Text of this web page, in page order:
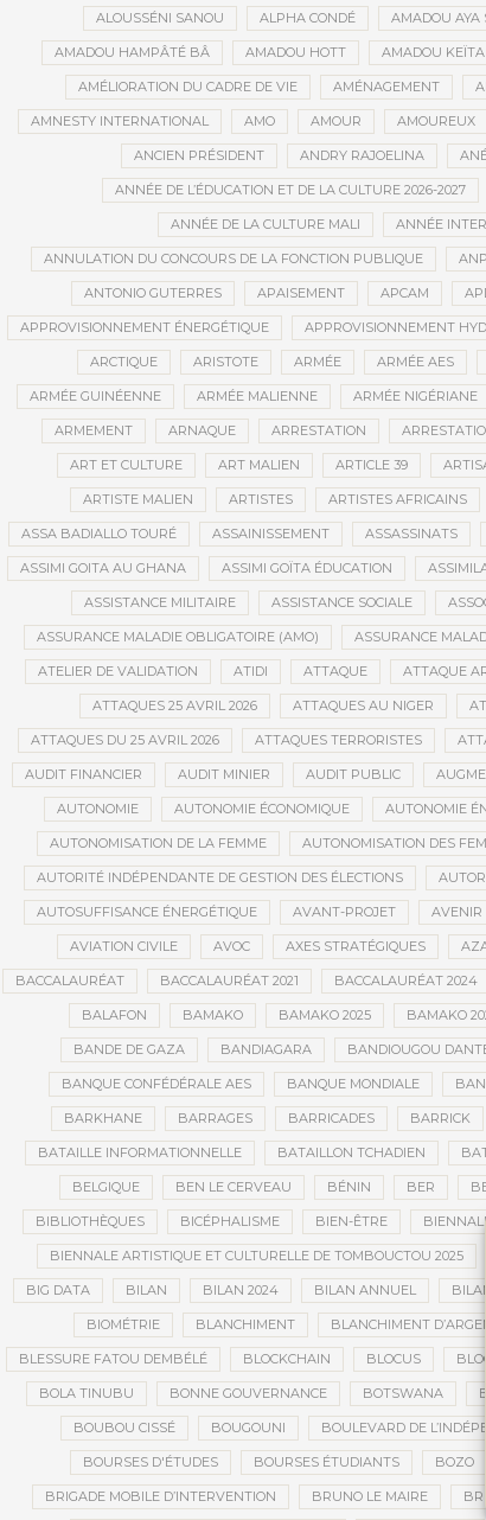
ALOUSSÉNI SANOU ALPHA CONDÉ AMADOU AYA
AMADOU HAMPÂTÉ BÂ AMADOU HOTT AMADOU KEÏTA
AMÉLIORATION DU CADRE DE VIE AMÉNAGEMENT
AMNESTY INTERNATIONAL AMO AMOUR AMOUREUX
ANCIEN PRÉSIDENT ANDRY RAJOELINA
ANNÉE DE L’ÉDUCATION ET DE LA CULTURE 2026-2027
ANNÉE DE LA CULTURE MALI ANNÉE
ANNULATION DU CONCOURS DE LA FONCTION PUBLIQUE
ANTONIO GUTERRES APAISEMENT APCAM
APPROVISIONNEMENT ÉNERGÉTIQUE APPROVISIONNEMENT
ARCTIQUE ARISTOTE ARMÉE ARMÉE AES
ARMÉE GUINÉENNE ARMÉE MALIENNE ARMÉE NIGÉRIANE
ARMEMENT ARNAQUE ARRESTATION
ART ET CULTURE ART MALIEN ARTICLE 39
ARTISTE MALIEN ARTISTES ARTISTES AFRICAINS
ASSA BADIALLO TOURÉ ASSAINISSEMENT ASSASSINATS
ASSIMI GOITA AU GHANA ASSIMI GOÏTA ÉDUCATION
ASSISTANCE MILITAIRE ASSISTANCE SOCIALE
ASSURANCE MALADIE OBLIGATOIRE (AMO) ASSURANCE
ATELIER DE VALIDATION ATIDI ATTAQUE ATTAQUE
ATTAQUES 25 AVRIL 2026 ATTAQUES AU NIGER
ATTAQUES DU 25 AVRIL 2026 ATTAQUES TERRORISTES
AUDIT FINANCIER AUDIT MINIER AUDIT PUBLIC
AUTONOMIE AUTONOMIE ÉCONOMIQUE AUTONOMIE
AUTONOMISATION DE LA FEMME AUTONOMISATION DES
AUTORITÉ INDÉPENDANTE DE GESTION DES ÉLECTIONS
AUTOSUFFISANCE ÉNERGÉTIQUE AVANT-PROJET AVENIR
AVIATION CIVILE AVOC AXES STRATÉGIQUES
BACCALAURÉAT BACCALAURÉAT 2021 BACCALAURÉAT 2024
BALAFON BAMAKO BAMAKO 2025 BAMAKO
BANDE DE GAZA BANDIAGARA BANDIOUGOU
BANQUE CONFÉDÉRALE AES BANQUE MONDIALE
BARKHANE BARRAGES BARRICADES BARRICK
BATAILLE INFORMATIONNELLE BATAILLON TCHADIEN
BELGIQUE BEN LE CERVEAU BÉNIN BER
BIBLIOTHÈQUES BICÉPHALISME BIEN-ÊTRE
BIENNALE ARTISTIQUE ET CULTURELLE DE TOMBOUCTOU 2025
BIG DATA BILAN BILAN 2024 BILAN ANNUEL
BIOMÉTRIE BLANCHIMENT BLANCHIMENT
BLESSURE FATOU DEMBÉLÉ BLOCKCHAIN BLOCUS
BOLA TINUBU BONNE GOUVERNANCE BOTSWANA
BOUBOU CISSÉ BOUGOUNI BOULEVARD DE
BOURSES D'ÉTUDES BOURSES ÉTUDIANTS BOZO
BRIGADE MOBILE D’INTERVENTION BRUNO LE MAIRE